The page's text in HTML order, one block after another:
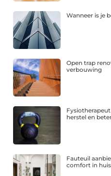
Wanneer is je
Open trap
verbouwing
herstel en
Fauteuil
comfort in huis